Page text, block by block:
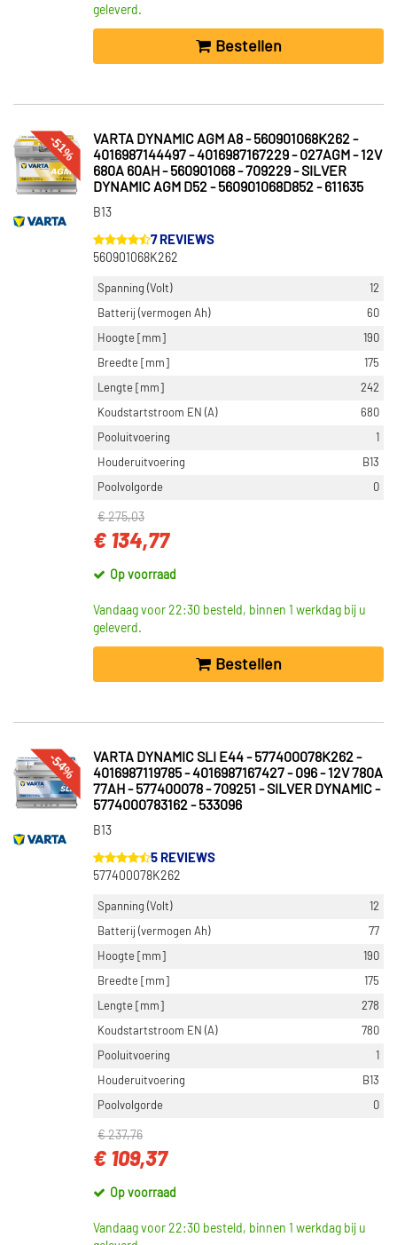
geleverd.
Bestellen
-51%
VARTA DYNAMIC AGM A8 - 560901068K262 -
4016987144497 - 4016987167229 - 027AGM - 12V
680A 60AH - 560901068 - 709229 - SILVER
DYNAMIC AGM D52 - 560901068D852 - 611635
B13
7 REVIEWS
560901068K262
Spanning (Volt)
12
Batterij (vermogen Ah)
60
Hoogte [mm]
190
Breedte [mm]
175
Lengte [mm]
242
Koudstartstroom EN (A)
680
Pooluitvoering
1
Houderuitvoering
B13
Poolvolgorde
0
€ 275,03
€ 134,77
Op voorraad
Vandaag voor 22:30 besteld, binnen 1 werkdag bij u
geleverd.
Bestellen
-54%
VARTA DYNAMIC SLI E44 - 577400078K262 -
4016987119785 - 4016987167427 - 096 - 12V 780A
77AH - 577400078 - 709251 - SILVER DYNAMIC -
5774000783162 - 533096
B13
5 REVIEWS
577400078K262
Spanning (Volt)
12
Batterij (vermogen Ah)
77
Hoogte [mm]
190
Breedte [mm]
175
Lengte [mm]
278
Koudstartstroom EN (A)
780
Pooluitvoering
1
Houderuitvoering
B13
Poolvolgorde
0
€ 237,76
€ 109,37
Op voorraad
Vandaag voor 22:30 besteld, binnen 1 werkdag bij u